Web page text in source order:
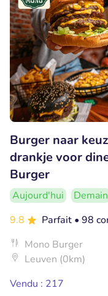
Burger naar
drankje voor
Burger
Aujourd'hui Demain
9.8
Parfait • 98
Mono Burger
Leuven (0km)
Vendu : 217